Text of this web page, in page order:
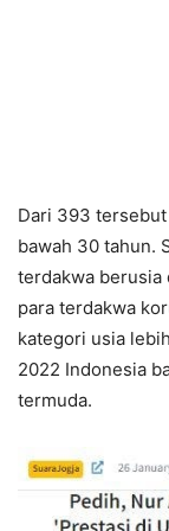
Dari 393
bawah 30 tahun.
terdakwa berusia
para terdakwa
kategori usia
2022 Indonesia
termuda.